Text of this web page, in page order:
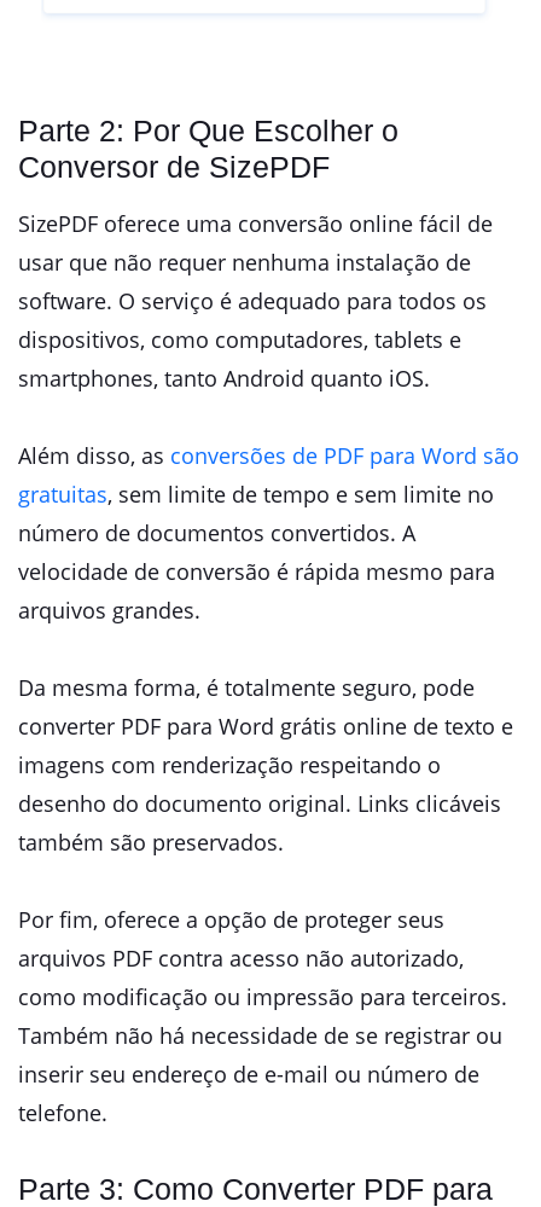
Parte 2: Por Que Escolher o
Conversor de SizePDF
SizePDF oferece uma conversão online fácil de
usar que não requer nenhuma instalação de
software. O serviço é adequado para todos os
dispositivos, como computadores, tablets e
smartphones, tanto Android quanto iOS.
Além disso, as conversões de PDF para Word são
gratuitas, sem limite de tempo e sem limite no
número de documentos convertidos. A
velocidade de conversão é rápida mesmo para
arquivos grandes.
Da mesma forma, é totalmente seguro, pode
converter PDF para Word grátis online de texto e
imagens com renderização respeitando o
desenho do documento original. Links clicáveis ​​
também são preservados.
Por fim, oferece a opção de proteger seus
arquivos PDF contra acesso não autorizado,
como modificação ou impressão para terceiros.
Também não há necessidade de se registrar ou
inserir seu endereço de e-mail ou número de
telefone.
Parte 3: Como Converter PDF para